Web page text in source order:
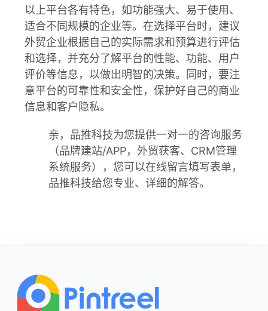
以上平台各有特色，如功能强大、易于使用、
适合不同规模的企业等。在选择平台时，建议
外贸企业根据自己的实际需求和预算进行评估
和选择，并充分了解平台的性能、功能、用户
评价等信息，以做出明智的决策。同时，要注
意平台的可靠性和安全性，保护好自己的商业
信息和客户隐私。
亲，品推科技为您提供一对一的咨询服务
（品牌建站/APP，外贸获客、CRM管理
系统服务），您可以在线留言填写表单，
品推科技给您专业、详细的解答。